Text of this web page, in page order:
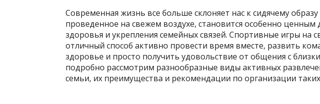
Современная жизнь все больше склоняет нас к сидячему
проведенное на свежем воздухе, становится особенно ценным
здоровья и укрепления семейных связей. Спортивные игры на
отличный способ активно провести время вместе, развить
здоровье и просто получить удовольствие от общения с
подробно рассмотрим разнообразные виды активных
семьи, их преимущества и рекомендации по организации